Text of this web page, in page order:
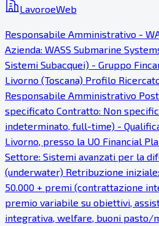
LavoroeWeb
Responsabile Amministrativo -
Azienda: WASS Submarine
Sistemi Subacquei) - Gruppo
Livorno (Toscana) Profilo
Responsabile Amministrativo
specificato Contratto: Non
indeterminato, full-time) -
Livorno, presso la UO Financial
Settore: Sistemi avanzati per la
(underwater) Retribuzione
50.000 + premi (contrattazione
premio variabile su obiettivi,
integrativa, welfare, buoni pasto/